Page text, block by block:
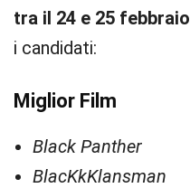
tra il 24 e 25 febbraio
i candidati:
Miglior Film
Black Panther
BlacKkKlansman